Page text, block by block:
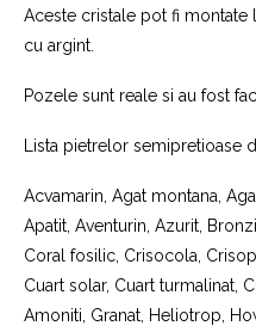
Aceste cristale pot fi montate
cu argint.
Pozele sunt reale si au fost
Lista pietrelor semipretioase
Acvamarin, Agat montana,
Apatit, Aventurin, Azurit,
Coral fosilic, Crisocola,
Cuart solar, Cuart turmalinat,
Amoniti, Granat, Heliotrop,